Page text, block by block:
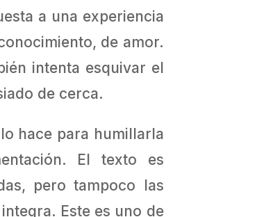
a una experiencia
de amor.
intenta esquivar el
de cerca.
hace para humillarla
El texto es
pero tampoco las
Este es uno de